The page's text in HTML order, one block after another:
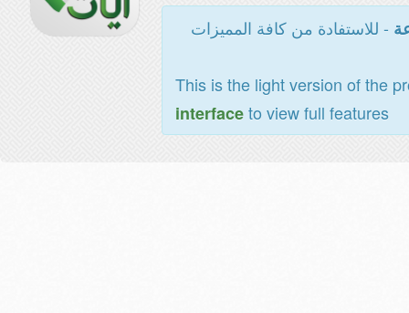
- للاستفادة من كافة المميزات
This is the light version of the
interfaceto view full features